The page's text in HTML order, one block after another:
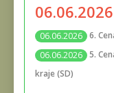
06.06.2026
06.06.2026 6.
06.06.2026 5.
kraje (SD)